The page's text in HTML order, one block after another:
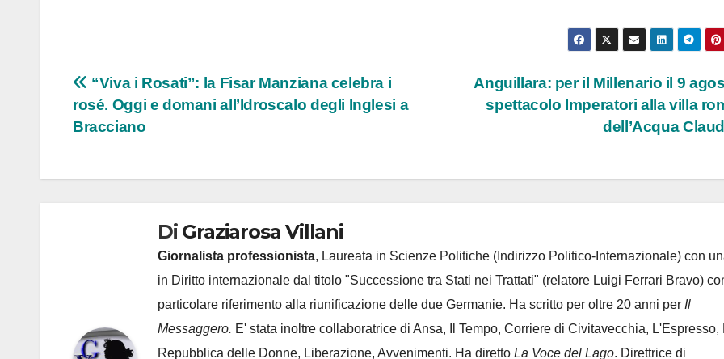
Navigazione
articoli
Anguillara: per il Millenario il 9
spettacolo Imperatori alla villa
dell’Acqua
“Viva i Rosati”: la Fisar Manziana celebra i
rosé. Oggi e domani all’Idroscalo degli Inglesi a
Bracciano
Di Graziarosa Villani
Giornalista professionista, Laureata in Scienze Politiche (Indirizzo Politico-Internazionale) con
in Diritto internazionale dal titolo "Successione tra Stati nei Trattati" (relatore Luigi Ferrari Bravo)
particolare riferimento alla riunificazione delle due Germanie. Ha scritto per oltre 20 anni per Il
Messaggero. E' stata inoltre collaboratrice di Ansa, Il Tempo, Corriere di Civitavecchia, L'Espresso,
Repubblica delle Donne, Liberazione, Avvenimenti. Ha diretto La Voce del Lago. Direttrice di